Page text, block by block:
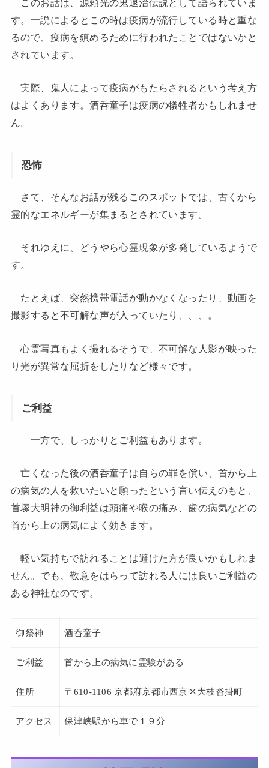
このお話は、源頼光の鬼退治伝説として語られていま
す。一説によるとこの時は疫病が流行している時と重な
るので、疫病を鎮めるために行われたことではないかと
されています。
実際、鬼人によって疫病がもたらされるという考え方
はよくあります。酒呑童子は疫病の犠牲者かもしれませ
ん。
恐怖
さて、そんなお話が残るこのスポットでは、古くから
霊的なエネルギーが集まるとされています。
それゆえに、どうやら心霊現象が多発しているようで
す。
たとえば、突然携帯電話が動かなくなったり、動画を
撮影すると不可解な声が入っていたり、、、。
心霊写真もよく撮れるそうで、不可解な人影が映った
り光が異常な屈折をしたりなど様々です。
ご利益
一方で、しっかりとご利益もあります。
亡くなった後の酒呑童子は自らの罪を償い、首から上
の病気の人を救いたいと願ったという言い伝えのもと、
首塚大明神の御利益は頭痛や喉の痛み、歯の病気などの
首から上の病気によく効きます。
軽い気持ちで訪れることは避けた方が良いかもしれま
せん。でも、敬意をはらって訪れる人には良いご利益の
ある神社なのです。
御祭神 酒呑童子
ご利益 首から上の病気に霊験がある
住所 〒610-1106 京都府京都市西京区大枝沓掛町
アクセス 保津峡駅から車で１９分